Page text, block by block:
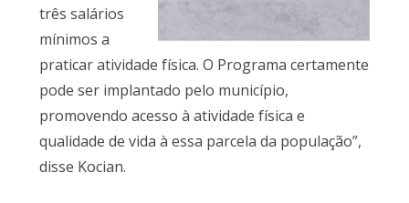
três salários
mínimos a
praticar atividade física. O Programa certamente
pode ser implantado pelo município,
promovendo acesso à atividade física e
qualidade de vida à essa parcela da população”,
disse Kocian.